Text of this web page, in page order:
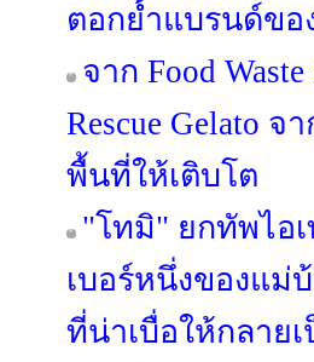
ตอกย้ำแบรนด์ขอ
จาก Food
Rescue Gelato
พื้นที่ให้เติบโต
"โทมิ" ยกทัพไอ
เบอร์หนึ่งของแม่
ที่น่าเบื่อให้กลาย